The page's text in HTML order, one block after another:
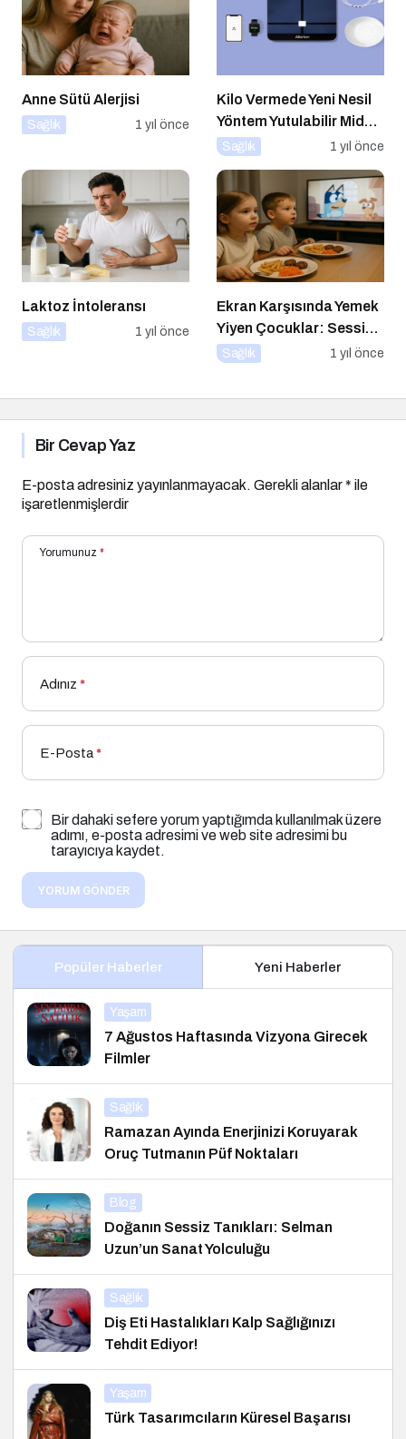
Anne Sütü Alerjisi
Sağlık 1 yıl önce
Kilo Vermede Yeni Nesil
Yöntem Yutulabilir Mide
Balonu ile Ameliyatsız
Sağlık 1 yıl önce
Laktoz İntoleransı
Sağlık 1 yıl önce
Ekran Karşısında Yemek
Yiyen Çocuklar: Sessiz
Tehlike
Sağlık 1 yıl önce
Bir Cevap Yaz
E-posta adresiniz yayınlanmayacak. Gerekli alanlar* ile
işaretlenmişlerdir
Yorumunuz *
Adınız *
E-Posta*
Bir dahaki sefere yorum yaptığımda kullanılmak üzere
adımı, e-posta adresimi ve web site adresimi bu
tarayıcıya kaydet.
YORUM GÖNDER
Popüler Haberler Yeni Haberler
Yaşam
7 Ağustos Haftasında Vizyona Girecek
Filmler
Sağlık
Ramazan Ayında Enerjinizi Koruyarak
Oruç Tutmanın Püf Noktaları
Blog
Doğanın Sessiz Tanıkları: Selman
Uzun’un Sanat Yolculuğu
Sağlık
Diş Eti Hastalıkları Kalp Sağlığınızı
Tehdit Ediyor!
Yaşam
Türk Tasarımcıların Küresel Başarısı